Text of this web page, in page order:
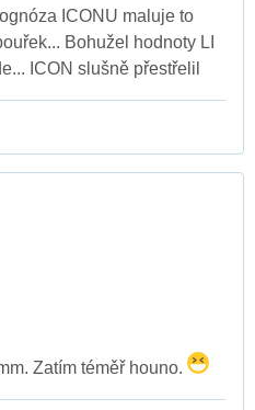
ICONU maluje to
Bohužel hodnoty LI
ICON slušně přestřelil
Zatím téměř houno.